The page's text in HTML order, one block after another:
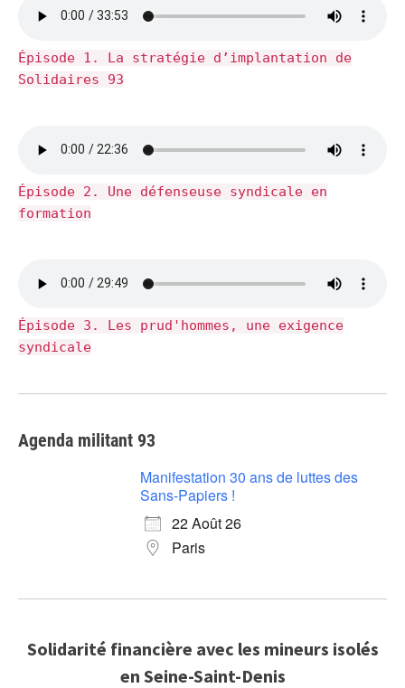
Épisode 1. La stratégie d’implantation de
Solidaires 93
Épisode 2. Une défenseuse syndicale en
formation
Épisode 3. Les prud'hommes, une exigence
syndicale
Agenda militant 93
Manifestation 30 ans de luttes des
Sans-Papiers !
22 Août 26
Paris
Solidarité financière avec les mineurs isolés
en Seine-Saint-Denis